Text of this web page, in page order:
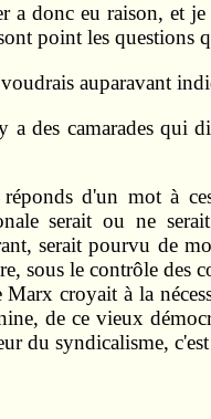
a donc eu raison, et
point les questions
auparavant
a des camarades qui
réponds d'un mot à
serait ou ne
serait pourvu de
sous le contrôle des
Marx croyait à la
de ce vieux
du syndicalisme,